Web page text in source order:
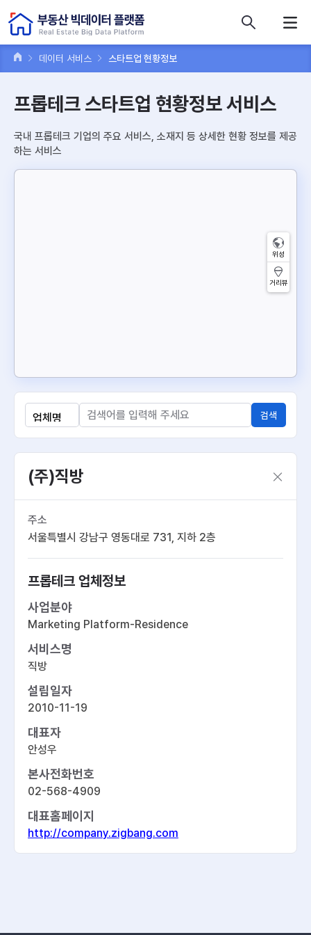
데이터 서비스 스타트업 현황정보
프롭테크 스타트업 현황정보 서비스
국내 프롭테크 기업의 주요 서비스, 소재지 등 상세한 현황 정보를 제공
하는 서비스
위성
거리뷰
검색
(주)직방
주소
서울특별시 강남구 영동대로 731, 지하 2층
프롭테크 업체정보
사업분야
Marketing Platform-Residence
서비스명
직방
설립일자
2010-11-19
대표자
안성우
본사전화번호
02-568-4909
대표홈페이지
http://company.zigbang.com